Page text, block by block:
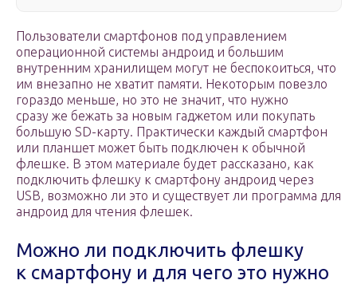
Пользователи смартфонов под управлением
операционной системы андроид и большим
внутренним хранилищем могут не беспокоиться, что
им внезапно не хватит памяти. Некоторым повезло
гораздо меньше, но это не значит, что нужно
сразу же бежать за новым гаджетом или покупать
большую SD-карту. Практически каждый смартфон
или планшет может быть подключен к обычной
флешке. В этом материале будет рассказано, как
подключить флешку к смартфону андроид через
USB, возможно ли это и существует ли программа для
андроид для чтения флешек.
Можно ли подключить флешку
к смартфону и для чего это нужно